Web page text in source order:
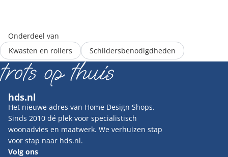
Onderdeel van
Kwasten en rollers
Schildersbenodigdheden
hds.nl
Het nieuwe adres van Home Design Shops.
Sinds 2010 dé plek voor specialistisch
woonadvies en maatwerk. We verhuizen stap
voor stap naar hds.nl.
Volg ons